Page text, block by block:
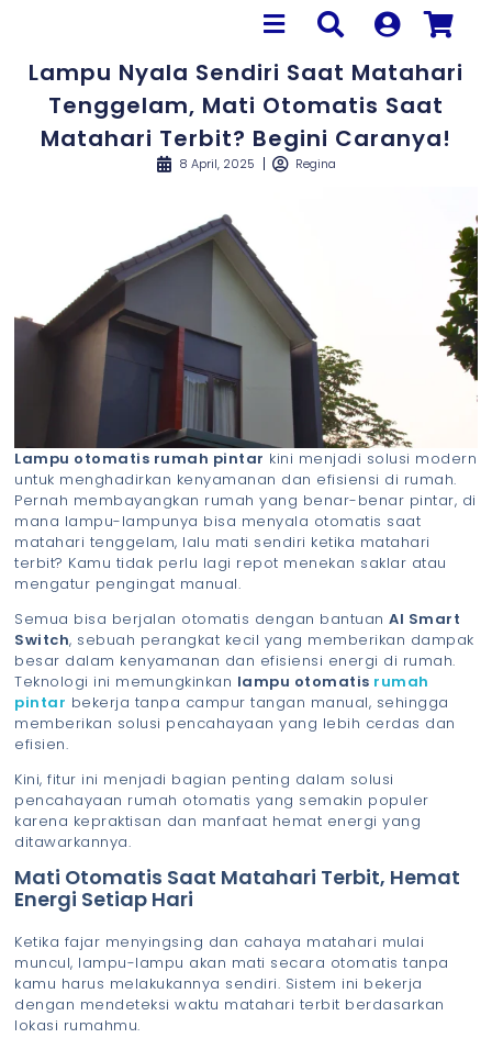
Lampu Nyala Sendiri Saat Matahari
Tenggelam, Mati Otomatis Saat
Matahari Terbit? Begini Caranya!
8 April, 2025 Regina
Lampu otomatis rumah pintar kini menjadi solusi modern
untuk menghadirkan kenyamanan dan efisiensi di rumah.
Pernah membayangkan rumah yang benar-benar pintar, di
mana lampu-lampunya bisa menyala otomatis saat
matahari tenggelam, lalu mati sendiri ketika matahari
terbit? Kamu tidak perlu lagi repot menekan saklar atau
mengatur pengingat manual.
Semua bisa berjalan otomatis dengan bantuanAI Smart
Switch, sebuah perangkat kecil yang memberikan dampak
besar dalam kenyamanan dan efisiensi energi di rumah.
Teknologi ini memungkinkan lampu otomatis rumah
pintar bekerja tanpa campur tangan manual, sehingga
memberikan solusi pencahayaan yang lebih cerdas dan
efisien.
Kini, fitur ini menjadi bagian penting dalam solusi
pencahayaan rumah otomatis yang semakin populer
karena kepraktisan dan manfaat hemat energi yang
ditawarkannya.
Mati Otomatis Saat Matahari Terbit, Hemat
Energi Setiap Hari
Ketika fajar menyingsing dan cahaya matahari mulai
muncul, lampu-lampu akan mati secara otomatis tanpa
kamu harus melakukannya sendiri. Sistem ini bekerja
dengan mendeteksi waktu matahari terbit berdasarkan
lokasi rumahmu.